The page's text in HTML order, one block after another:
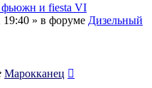
фьюжн и fiesta VI
19:40 » в форуме Дизельный
Марокканец